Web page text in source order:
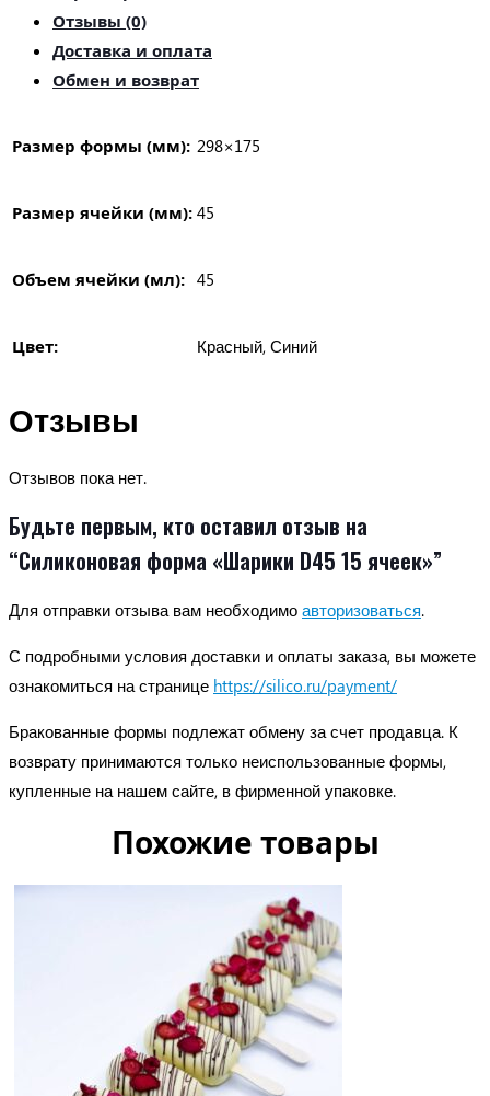
15
ячеек»
Отзывы (0)
Доставка и оплата
Обмен и возврат
Размер формы (мм): 298×175
Размер ячейки (мм): 45
Объем ячейки (мл): 45
Цвет: Красный, Синий
Отзывы
Отзывов пока нет.
Будьте первым, кто оставил отзыв на
“Силиконовая форма «Шарики D45 15 ячеек»”
Для отправки отзыва вам необходимо авторизоваться.
С подробными условия доставки и оплаты заказа, вы можете
ознакомиться на странице https://silico.ru/payment/
Бракованные формы подлежат обмену за счет продавца. К
возврату принимаются только неиспользованные формы,
купленные на нашем сайте, в фирменной упаковке.
Похожие товары